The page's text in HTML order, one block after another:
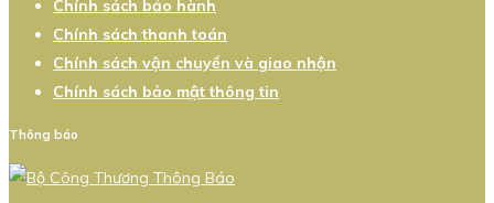
Chính sách bảo hành
Chính sách thanh toán
Chính sách vận chuyển và giao nhận
Chính sách bảo mật thông tin
Thông báo